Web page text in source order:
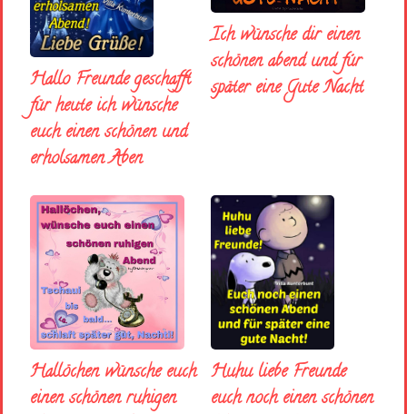
Hallo Freunde geschafft
für heute ich wünsche
euch einen schönen und
erholsamen Aben
Ich wünsche dir einen
schönen abend und fúr
später eine Gute Nacht
Hallöchen wünsche euch
einen schönen ruhigen
Huhu liebe Freunde
euch noch einen schönen